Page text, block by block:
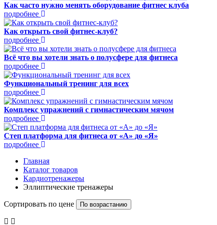
Как часто нужно менять оборудование фитнес клуба
подробнее
Как открыть свой фитнес-клуб?
подробнее
Всё что вы хотели знать о полусфере для фитнеса
подробнее
Функциональный тренинг для всех
подробнее
Комплекс упражнений с гимнастическим мячом
подробнее
Степ платформа для фитнеса от «А» до «Я»
подробнее
Главная
Каталог товаров
Кардиотренажеры
Эллиптические тренажеры
Сортировать по цене По возрастанию